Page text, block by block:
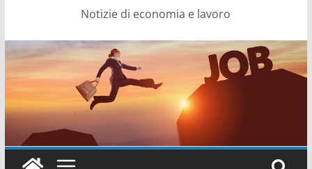
Notizie di economia e lavoro